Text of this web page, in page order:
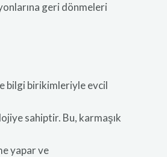
geri dönmeleri
bilgi birikimleriyle evcil
sahiptir. Bu, karmaşık
yapar ve